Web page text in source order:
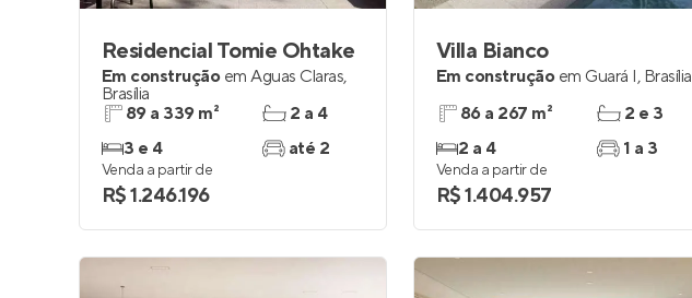
Residencial Tomie Ohtake
Em construção em Águas Claras,
Brasília
89 a 339 m²
3 e 4
2 a 4
até 2
Venda a partir de
R$ 1.246.196
Villa Bianco
Em construção em Guará I, Brasília
86 a 267 m²
2 a 4
2 e 3
1 a 3
Venda a partir de
R$ 1.404.957